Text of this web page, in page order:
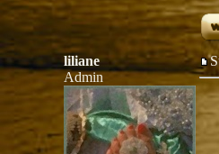
liliane
Admin